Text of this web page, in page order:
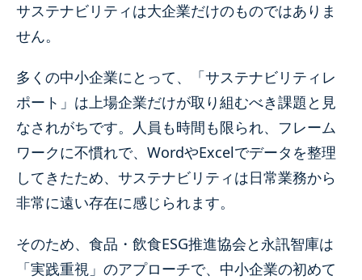
サステナビリティは大企業だけのものではありま
せん。
多くの中小企業にとって、「サステナビリティレ
ポート」は上場企業だけが取り組むべき課題と見
なされがちです。人員も時間も限られ、フレーム
ワークに不慣れで、WordやExcelでデータを整理
してきたため、サステナビリティは日常業務から
非常に遠い存在に感じられます。
そのため、食品・飲食ESG推進協会と永訊智庫は
「実践重視」のアプローチで、中小企業の初めて